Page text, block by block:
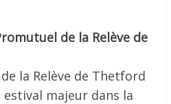
de la Relève de
la Relève de Thetford
estival majeur dans la